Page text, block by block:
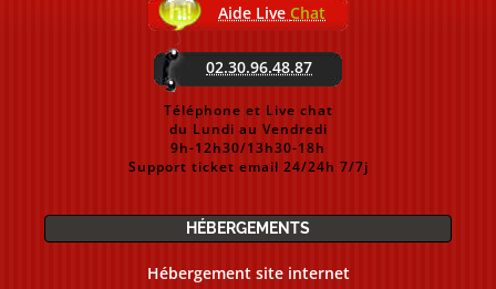
Aide Live Chat
02.30.96.48.87
Téléphone et Live chat
du Lundi au Vendredi
9h-12h30/13h30-18h
Support ticket email 24/24h 7/7j
HÉBERGEMENTS
Hébergement site internet